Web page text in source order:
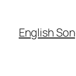
English